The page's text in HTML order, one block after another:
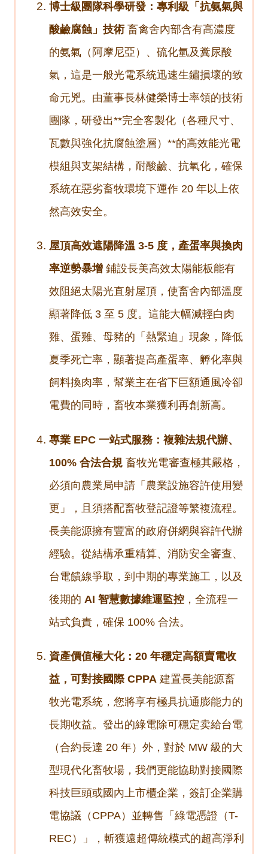
博士級團隊科學研發：專利級「抗氨氣與
酸鹼腐蝕」技術畜禽舍內部含有高濃度
的氨氣（阿摩尼亞）、硫化氫及糞尿酸
氣，這是一般光電系統迅速生鏽損壞的致
命元兇。由董事長林健榮博士率領的技術
團隊，研發出**完全客製化（各種尺寸、
瓦數與強化抗腐蝕塗層）**的高效能光電
模組與支架結構，耐酸鹼、抗氧化，確保
系統在惡劣畜牧環境下運作 20 年以上依
然高效安全。
屋頂高效遮陽降溫 3-5 度，產蛋率與換肉
率逆勢暴增 鋪設長美高效太陽能板能有
效阻絕太陽光直射屋頂，使畜舍內部溫度
顯著降低 3 至 5 度。這能大幅減輕白肉
雞、蛋雞、母豬的「熱緊迫」現象，降低
夏季死亡率，顯著提高產蛋率、孵化率與
飼料換肉率，幫業主在省下巨額通風冷卻
電費的同時，畜牧本業獲利再創新高。
專業 EPC 一站式服務：複雜法規代辦、
100% 合法合規 畜牧光電審查極其嚴格，
必須向農業局申請「農業設施容許使用變
更」，且須搭配畜牧登記證等繁複流程。
長美能源擁有豐富的政府併網與容許代辦
經驗。從結構承重精算、消防安全審查、
台電饋線爭取，到中期的專業施工，以及
後期的 AI 智慧數據維運監控 ，全流程一
站式負責，確保 100% 合法。
資產價值極大化：20 年穩定高額賣電收
益，可對接國際 CPPA 建置長美能源畜
牧光電系統，您將享有極具抗通膨能力的
長期收益。發出的綠電除可穩定卖給台電
（合約長達 20 年）外，對於 MW 級的大
型現代化畜牧場，我們更能協助對接國際
科技巨頭或國內上市櫃企業，簽訂企業購
電協議（CPPA）並轉售「綠電憑證（T-
REC）」，斬獲遠超傳統模式的超高淨利